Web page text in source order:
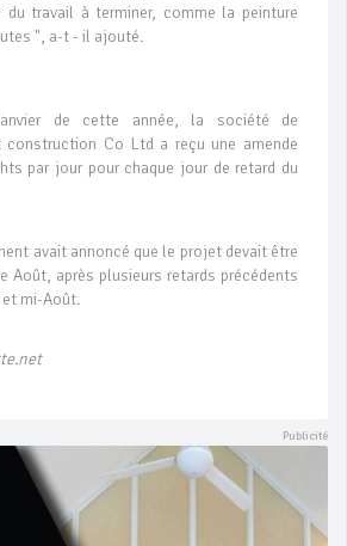
du travail à terminer, comme la peinture
", a-t - il ajouté.
de cette année, la société de
construction Co Ltd a reçu une amende
par jour pour chaque jour de retard du
avait annoncé que le projet devait être
Août, après plusieurs retards précédents
mi-Août.